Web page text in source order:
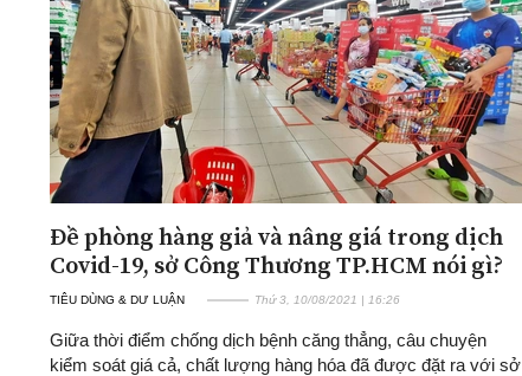
Đề phòng hàng giả và nâng giá trong dịch
Covid-19, sở Công Thương TP.HCM nói gì?
TIÊU DÙNG & DƯ LUẬN Thứ 3, 10/08/2021 | 16:26
Giữa thời điểm chống dịch bệnh căng thẳng, câu chuyện
kiểm soát giá cả, chất lượng hàng hóa đã được đặt ra với sở